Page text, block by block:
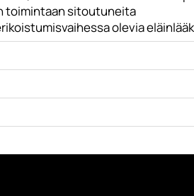
toimintaan sitoutuneita
olevia